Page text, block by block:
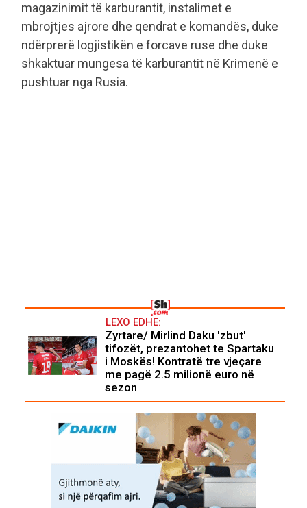
magazinimit të karburantit, instalimet e
mbrojtjes ajrore dhe qendrat e komandës, duke
ndërprerë logjistikën e forcave ruse dhe duke
shkaktuar mungesa të karburantit në Krimenë e
pushtuar nga Rusia.
LEXO EDHE:
Zyrtare/ Mirlind Daku 'zbut'
tifozët, prezantohet te Spartaku
i Moskës! Kontratë tre vjeçare
me pagë 2.5 milionë euro në
sezon